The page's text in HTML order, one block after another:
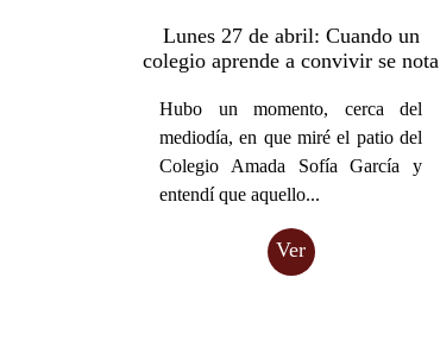
Lunes 27 de abril: Cuando un
colegio aprende a convivir se nota
Hubo un momento, cerca del
mediodía, en que miré el patio del
Colegio Amada Sofía García y
entendí que aquello...
Ver